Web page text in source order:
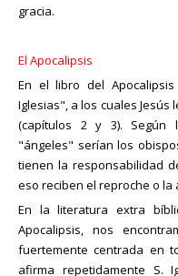
gracia.
El Apocalipsis
En el libro del
Iglesias", a los cuales Jesús
(capítulos 2 y 3). Según
"ángeles" serían los
tienen la responsabilidad
eso reciben el reproche o la
En la literatura extra
Apocalipsis, nos
fuertemente centrada en
afirma repetidamente S.